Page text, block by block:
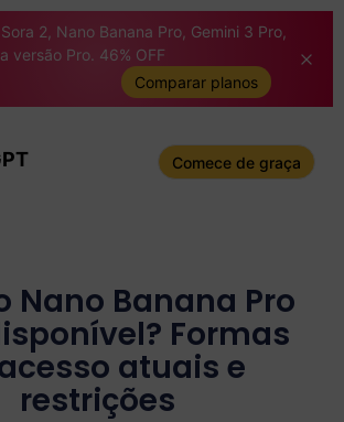
2, Nano Banana Pro, Gemini 3 Pro,
versão Pro. 46% OFF
Comparar planos
Comece de graça
Nano Banana Pro
Formas
atuais e
restrições